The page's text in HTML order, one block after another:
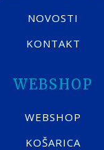
NOVOSTI
KONTAKT
WEBSHOP
WEBSHOP
KOŠARICA